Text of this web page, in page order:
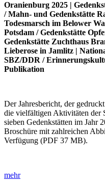
Oranienburg 2025 |
/Mahn- und Gedenkstätte
Todesmarsch im Belower
Potsdam /Gedenkstätte
Gedenkstätte Zuchthaus
Lieberose in Jamlitz |
SBZ/DDR /
Publikation
Der Jahresbericht, der
die vielfältigen Aktivitäten der
sieben Gedenkstätten im Jahr
Broschüre mit zahlreichen
Verfügung (PDF 37 MB).
mehr